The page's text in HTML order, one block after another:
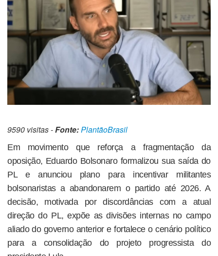
9590 visitas -Fonte:PlantãoBrasil
Em movimento que reforça a fragmentação da
oposição, Eduardo Bolsonaro formalizou sua saída do
PL e anunciou plano para incentivar militantes
bolsonaristas a abandonarem o partido até 2026. A
decisão, motivada por discordâncias com a atual
direção do PL, expõe as divisões internas no campo
aliado do governo anterior e fortalece o cenário político
para a consolidação do projeto progressista do